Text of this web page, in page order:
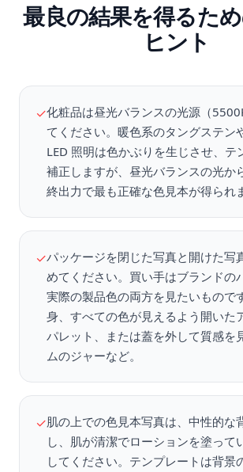
最良の結果を得るた
ヒント
✓化粧品は昼光バランスの光源（
てください。暖色系のタングステン
LED 照明は色かぶりを生じさせ、テ
補正しますが、昼光バランスの光か
終出力で最も正確な色見本が得られ
✓パッケージを閉じた写真と開けた写
めてください。買い手はブランドの
実際の製品色の両方を見たいもので
身、すべての色が見えるよう開いた
パレット、または蓋を外して質感を
ムのジャーなど。
✓肌の上での色見本写真は、中性的な
し、肌が清潔でローションを塗って
してください。テンプレートは背景